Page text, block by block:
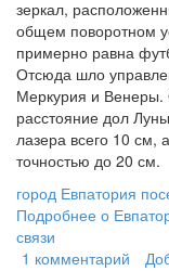
зеркал,
общем поворотном
примерно равна
Отсюда шло
Меркурия и
расстояние дол
лазера всего 10 см,
точностью до 20 см.
город Евпатория
Подробнее о
связи
1 комментарий